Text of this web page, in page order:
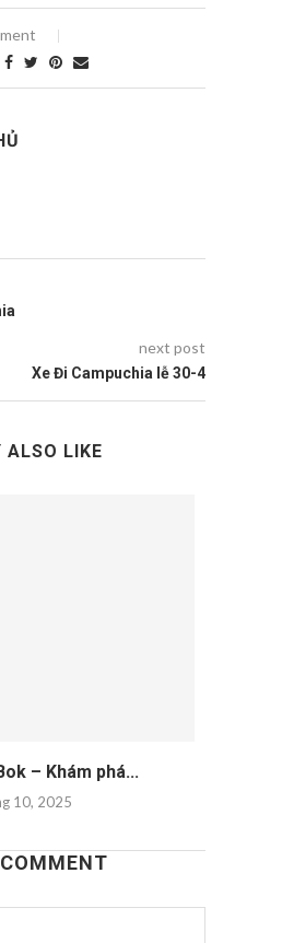
next post
Xe Đi Campuchia lễ 30-4
ALSO LIKE
– Khám phá...
10, 2025